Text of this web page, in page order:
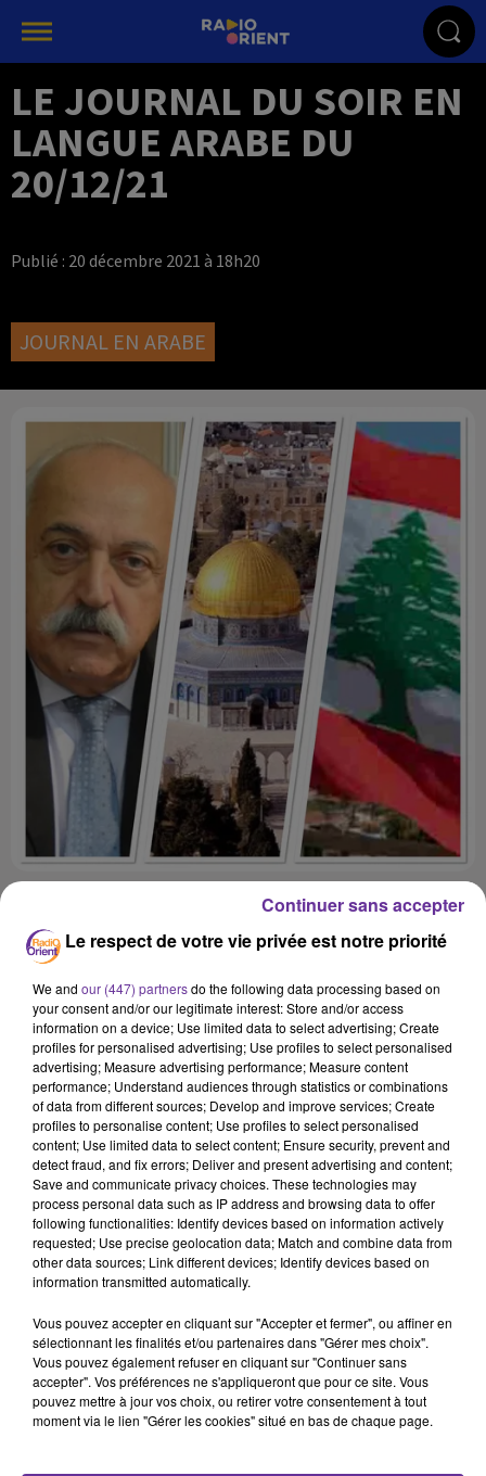
LE JOURNAL DU SOIR EN
LANGUE ARABE DU
20/12/21
Publié : 20 décembre 2021 à 18h20
JOURNAL EN ARABE
journal en arabe
Liban
Elias Masbounji
Jérusalem
20 décembre 2021 - 18 min 32 sec
LE JOURNAL DU SOIR EN LANGUE ARABE DU
20/12/21
LB
JOURNAL EN LANGUE ARABE
LE JOURNAL DU SOIR EN LANGUE ARABE DU 20/12/21
غضب فلسطيني عارم من اعتداء المستوطنين على منازل
الدولي لمواجهة الانتهاكات الاسرائيلية المتكررة
امين عام الامم المتحدة يلتقي المسؤولين اللبنانيين في بيروت
ويقول حصلنا على ضمانات باجراء الانتخابات في موعدها
Le respect de votre vie privée est notre priorité
We and our (447) partnersdo the following data processing based on
your consent and/or our legitimate interest: Store and/or access
information on a device; Use limited data to select advertising; Create
profiles for personalised advertising; Use profiles to select personalised
advertising; Measure advertising performance; Measure content
performance; Understand audiences through statistics or combinations
of data from different sources; Develop and improve services; Create
profiles to personalise content; Use profiles to select personalised
content; Use limited data to select content; Ensure security, prevent and
detect fraud, and fix errors; Deliver and present advertising and content;
Save and communicate privacy choices. These technologies may
process personal data such as IP address and browsing data to offer
following functionalities: Identify devices based on information actively
requested; Use precise geolocation data; Match and combine data from
other data sources; Link different devices; Identify devices based on
information transmitted automatically.
Vous pouvez accepter en cliquant sur "Accepter et fermer", ou affiner en
sélectionnant les finalités et/ou partenaires dans "Gérer mes choix".
Vous pouvez également refuser en cliquant sur "Continuer sans
accepter". Vos préférences ne s'appliqueront que pour ce site. Vous
pouvez mettre à jour vos choix, ou retirer votre consentement à tout
moment via le lien "Gérer les cookies" situé en bas de chaque page.
Continuer sans accepter